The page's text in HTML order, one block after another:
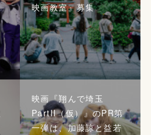
映画教室』募集
映画『翔んで埼玉
PartII（仮）』のPR第
一弾は、加藤諒と益若